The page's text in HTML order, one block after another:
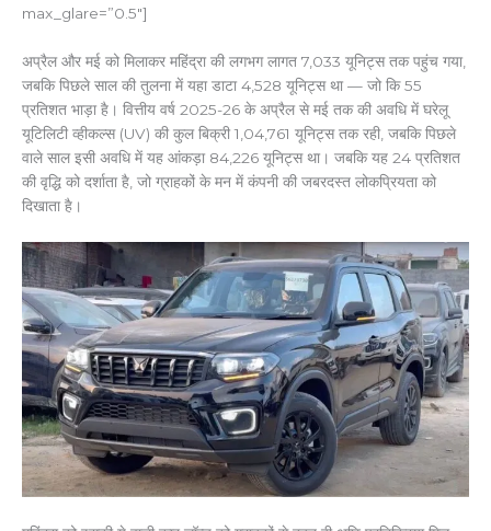
max_glare=”0.5″]
अप्रैल और मई को मिलाकर महिंद्रा की लगभग लागत 7,033 यूनिट्स तक पहुंच गया,
जबकि पिछले साल की तुलना में यहा डाटा 4,528 यूनिट्स था — जो कि 55
प्रतिशत भाड़ा है। वित्तीय वर्ष 2025-26 के अप्रैल से मई तक की अवधि में घरेलू
यूटिलिटी व्हीकल्स (UV) की कुल बिक्री 1,04,761 यूनिट्स तक रही, जबकि पिछले
वाले साल इसी अवधि में यह आंकड़ा 84,226 यूनिट्स था। जबकि यह 24 प्रतिशत
की वृद्धि को दर्शाता है, जो ग्राहकों के मन में कंपनी की जबरदस्त लोकप्रियता को
दिखाता है।